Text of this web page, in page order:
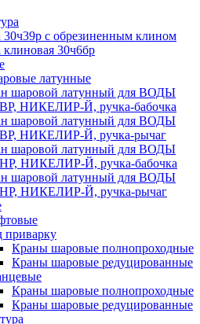
30ч39р с обрезиненным клином
30ч6бр
латунные
шаровой латунный для ВОДЫ
НИКЕЛИР-Й, ручка-бабочка
шаровой латунный для ВОДЫ
НИКЕЛИР-Й, ручка-рычаг
шаровой латунный для ВОДЫ
НИКЕЛИР-Й, ручка-бабочка
шаровой латунный для ВОДЫ
НИКЕЛИР-Й, ручка-рычаг
приварку
Краны шаровые полнопроходные
Краны шаровые редуцированные
Краны шаровые полнопроходные
Краны шаровые редуцированные